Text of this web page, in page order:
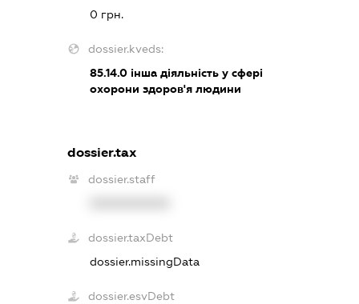
0 грн.
dossier.kveds:
85.14.0інша діяльність у сфері
охорони здоров'я людини
dossier.tax
dossier.staff
dossier.taxDebt
dossier.missingData
dossier.esvDebt